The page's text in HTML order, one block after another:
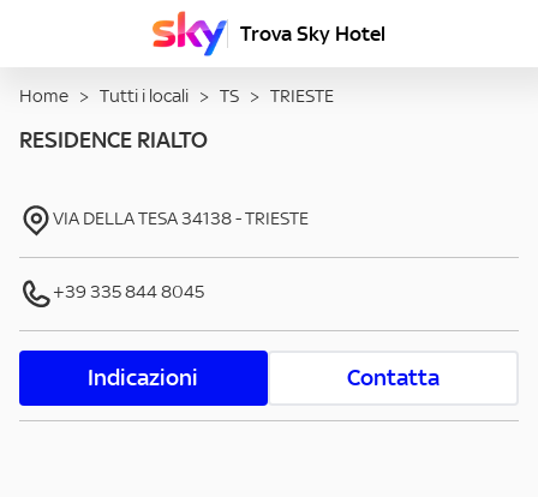
Trova Sky Hotel
Home > Tutti i locali > TS > TRIESTE
RESIDENCE RIALTO
VIA DELLA TESA34138-TRIESTE
+39 335 844 8045
Indicazioni Contatta